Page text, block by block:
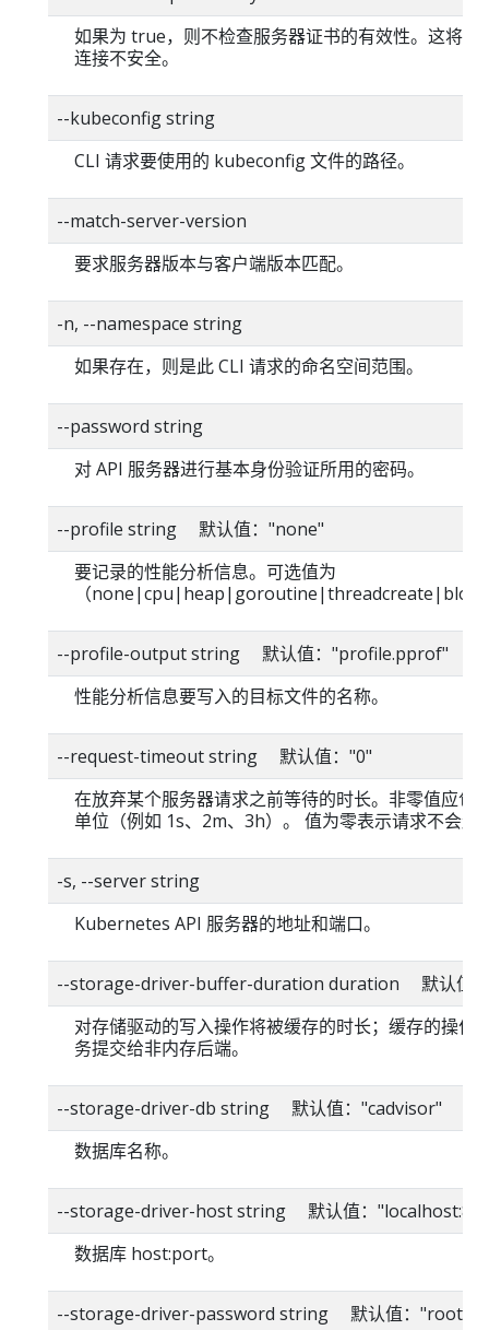
如果为 true，则不检查服务器证书的有效性。这将使
连接不安全。
--kubeconfig string
CLI 请求要使用的 kubeconfig 文件的路径。
--match-server-version
要求服务器版本与客户端版本匹配。
-n, --namespace string
如果存在，则是此 CLI 请求的命名空间范围。
--password string
对 API 服务器进行基本身份验证所用的密码。
--profile string 默认值："none"
要记录的性能分析信息。可选值为
（
--profile-output string 默认值："profile.pprof"
性能分析信息要写入的目标文件的名称。
--request-timeout string 默认值："0"
在放弃某个服务器请求之前等待的时长。非零值应包
单位（例如 1s、2m、3h）。 值为零表示请求不会超
-s, --server string
Kubernetes API 服务器的地址和端口。
--storage-driver-buffer-duration duration 默认值
对存储驱动的写入操作将被缓存的时长；缓存的操作
务提交给非内存后端。
--storage-driver-db string 默认值："cadvisor"
数据库名称。
--storage-driver-host string 默认值：
数据库 host:port。
--storage-driver-password string 默认值："root"